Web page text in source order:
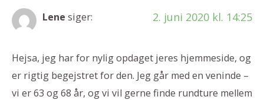
Lene siger: 2. juni 2020 kl. 14:25
Hejsa, jeg har for nylig opdaget jeres hjemmeside, og
er rigtig begejstret for den. Jeg går med en veninde –
vi er 63 og 68 år, og vi vil gerne finde rundture mellem